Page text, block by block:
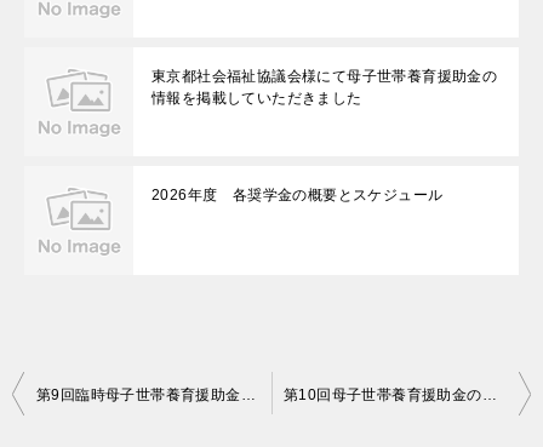
東京都社会福祉協議会様にて母子世帯養育援助金の
情報を掲載していただきました
2026年度 各奨学金の概要とスケジュール
投
第9回臨時母子世帯養育援助金の合否について 第10回母子世帯養育援助金の募集を開始しました